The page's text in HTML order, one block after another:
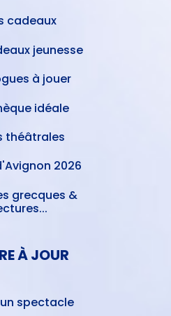
cadeaux
jeunesse
à jouer
idéale
théâtrales
2026
grecques &
À JOUR
spectacle